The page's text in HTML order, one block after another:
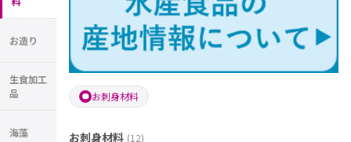
お造り
生食加工
品
海藻
お刺身材料
お刺身材料 (12)